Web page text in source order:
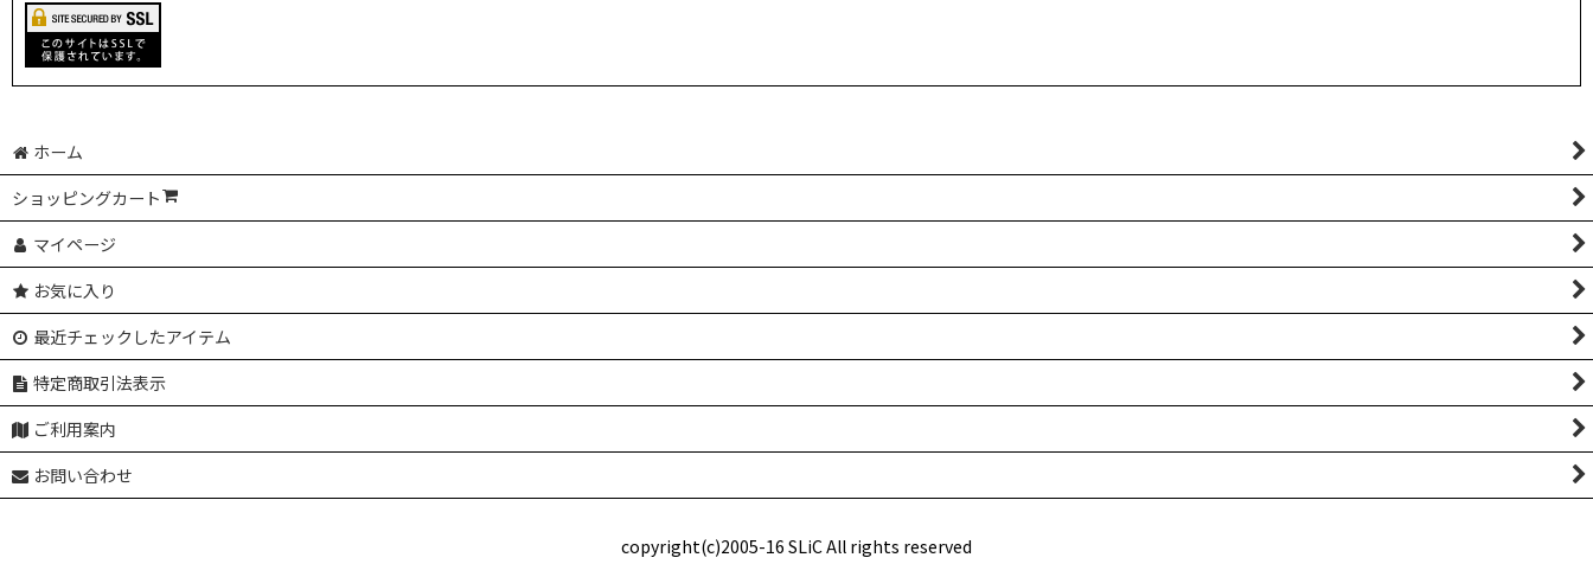
ホーム
ショッピングカート
マイページ
お気に入り
最近チェックしたアイテム
特定商取引法表示
ご利用案内
お問い合わせ
copyright(c)2005-16 SLiC All rights reserved